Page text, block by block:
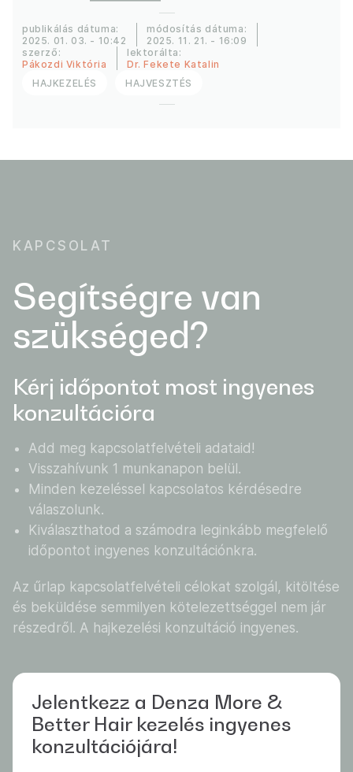
publikálás dátuma:
2025. 01. 03. - 10:42
módosítás dátuma:
2025. 11. 21. - 16:09
szerző:
Pákozdi Viktória
lektorálta:
Dr. Fekete Katalin
HAJKEZELÉS
HAJVESZTÉS
KAPCSOLAT
Segítségre van
szükséged?
Kérj időpontot most ingyenes
konzultációra
Add meg kapcsolatfelvételi adataid!
Visszahívunk 1 munkanapon belül.
Minden kezeléssel kapcsolatos kérdésedre
válaszolunk.
Kiválaszthatod a számodra leginkább megfelelő
időpontot ingyenes konzultációnkra.
Az űrlap kapcsolatfelvételi célokat szolgál, kitöltése
és beküldése semmilyen kötelezettséggel nem jár
részedről. A hajkezelési konzultáció ingyenes.
Jelentkezz a Denza More &
Better Hair kezelés ingyenes
konzultációjára!